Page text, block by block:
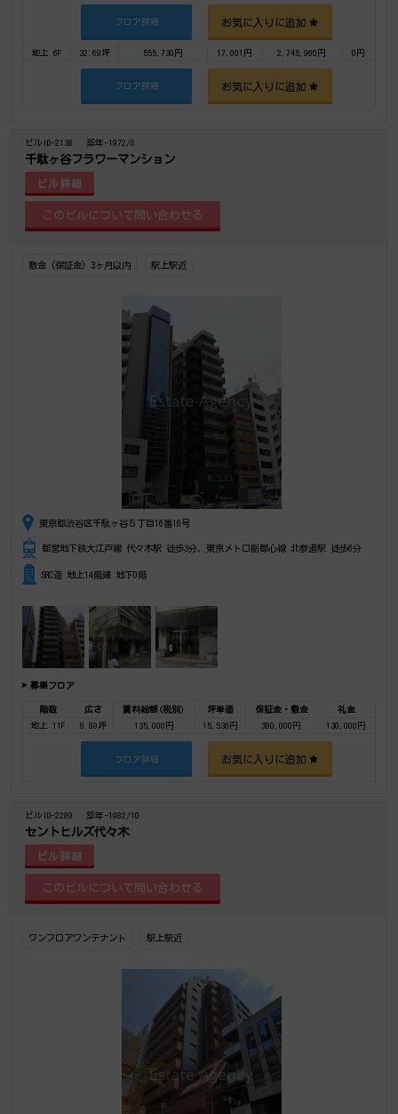
フロア詳細 お気に入りに追加
地上 6F 32.69坪 555,730円 17,001円 2,745,960円 0円
フロア詳細 お気に入りに追加
ビルID-2138 築年-1972/8
千駄ヶ谷フラワーマンション
ビル詳細
敷金（保証金）3ヶ月以内 駅上駅近
東京都渋谷区千駄ヶ谷５丁目16番16号
都営地下鉄大江戸線 代々木駅 徒歩3分、東京メトロ副都心線 北参道駅 徒歩6分
SRC造 地上14階建 地下0階
募集フロア
階数 広さ 賃料総額(税別) 坪単価 保証金・敷金
礼金
地上 11F
8.69坪 135,000円 15,536円 390,000円 130,000円
フロア詳細 お気に入りに追加
ビルID-2289 築年-1982/10
セントヒルズ代々木
ビル詳細
ワンフロアワンテナント 駅上駅近